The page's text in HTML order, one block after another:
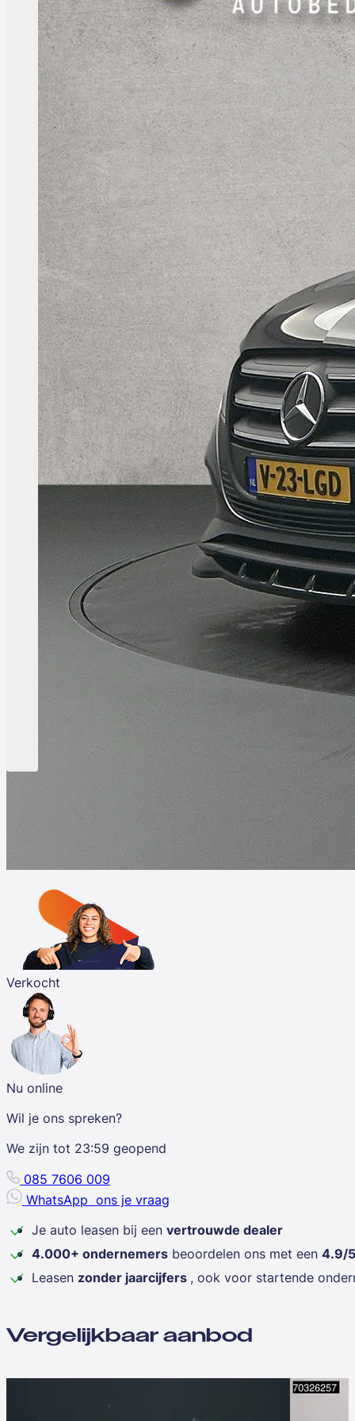
Verkocht
Nu online
Wil je ons spreken?
We zijn tot 23:59 geopend
085 7606 009
WhatsApp ons je vraag
Je auto leasen bij een vertrouwde dealer
4.000+ ondernemers beoordelen ons met een 4.9/5
Leasen zonder jaarcijfers , ook voor startende
Vergelijkbaar aanbod